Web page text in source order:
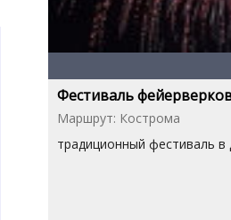
Фестиваль
Маршрут: Кострома
традиционный фестиваль